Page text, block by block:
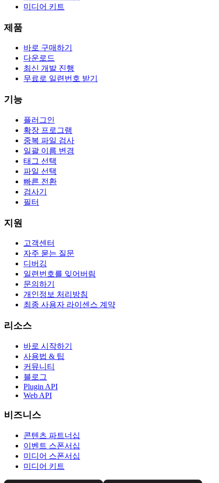
미디어 키트
제품
바로 구매하기
다운로드
최신 개발 진행
무료로 일련번호 받기
기능
플러그인
확장 프로그램
중복 파일 검사
일괄 이름 변경
태그 선택
파일 선택
빠른 전환
검사기
필터
지원
고객센터
자주 묻는 질문
디버깅
일련번호를 잊어버림
문의하기
개인정보 처리방침
최종 사용자 라이센스 계약
리소스
바로 시작하기
사용법 & 팁
커뮤니티
블로그
Plugin API
Web API
비즈니스
콘텐츠 파트너십
이벤트 스폰서십
미디어 스폰서십
미디어 키트